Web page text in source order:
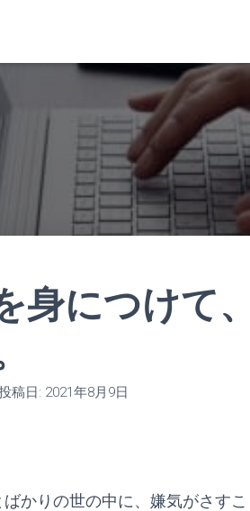
js/adsbygoogle.js
身につけて
稿日: 2021年8月9日
かりの世の中に、嫌気がさすこ